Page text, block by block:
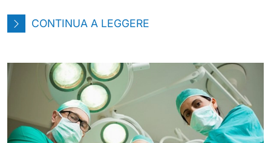
CONTINUA A LEGGERE